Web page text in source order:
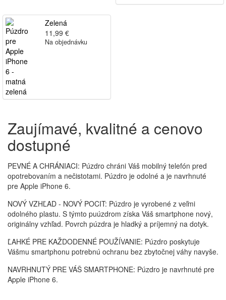
Zelená
11,99 €
Na objednávku
Zaujímavé, kvalitné a cenovo
dostupné
PEVNÉ A CHRÁNIACI: Púzdro chráni Váš mobilný telefón pred
opotrebovaním a nečistotami. Púzdro je odolné a je navrhnuté
pre Apple iPhone 6.
NOVÝ VZHĽAD - NOVÝ POCIT: Púzdro je vyrobené z veľmi
odolného plastu. S týmto puúzdrom získa Váš smartphone nový,
originálny vzhľad. Povrch púzdra je hladký a príjemný na dotyk.
ĽAHKÉ PRE KAŽDODENNÉ POUŽÍVANIE: Púzdro poskytuje
Vášmu smartphonu potrebnú ochranu bez zbytočnej váhy navyše.
NAVRHNUTÝ PRE VÁŠ SMARTPHONE: Púzdro je navrhnuté pre
Apple iPhone 6.